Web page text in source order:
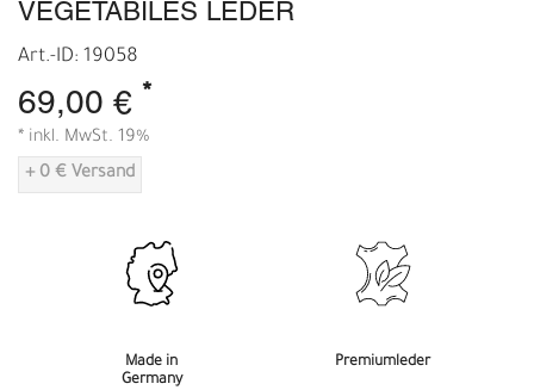
VEGETABILES LEDER
Art.-ID: 19058
69,00 € *
* inkl. MwSt. 19%
+ 0 € Versand
Made in
Germany
Premiumleder